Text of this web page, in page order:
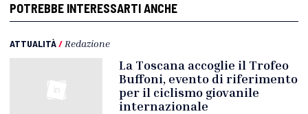
POTREBBE INTERESSARTI ANCHE
ATTUALITÀ/ Redazione
La Toscana accoglie il Trofeo
Buffoni, evento di riferimento
per il ciclismo giovanile
internazionale